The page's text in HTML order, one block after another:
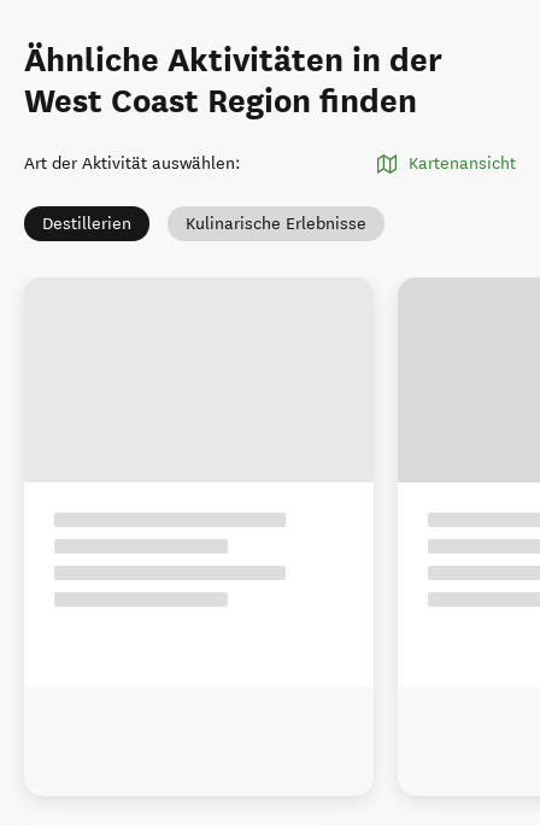
Ähnliche Aktivitäten in der
West Coast Region finden
Art der Aktivität auswählen: Kartenansicht
Destillerien Kulinarische Erlebnisse